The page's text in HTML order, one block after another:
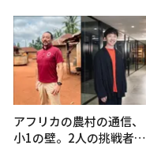
アフリカの農村の通信、
小1の壁。2人の挑戦者が